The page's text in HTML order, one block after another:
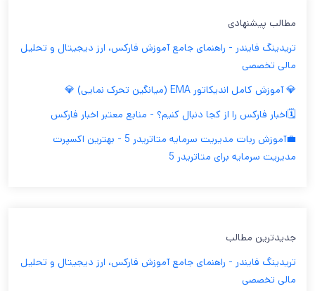
مطالب پیشنهادی
تریدینگ فایندر - راهنمای جامع آموزش فارکس، ارز دیجیتال و تحلیل
مالی تخصصی
💎 آموزش کامل اندیکاتور EMA (میانگین تحرک نمایی) 💎
🗓️اخبار فارکس را از کجا دنبال کنیم؟ - منابع معتبر اخبار فارکس
💼آموزش ربات مدیریت سرمایه متاتریدر 5 - بهترین اکسپرت
مدیریت سرمایه برای متاتریدر 5
جدیدترین مطالب
تریدینگ فایندر - راهنمای جامع آموزش فارکس، ارز دیجیتال و تحلیل
مالی تخصصی